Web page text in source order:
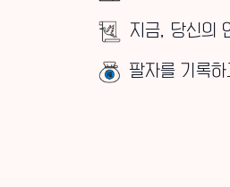
지금, 당신의
팔자를 기록